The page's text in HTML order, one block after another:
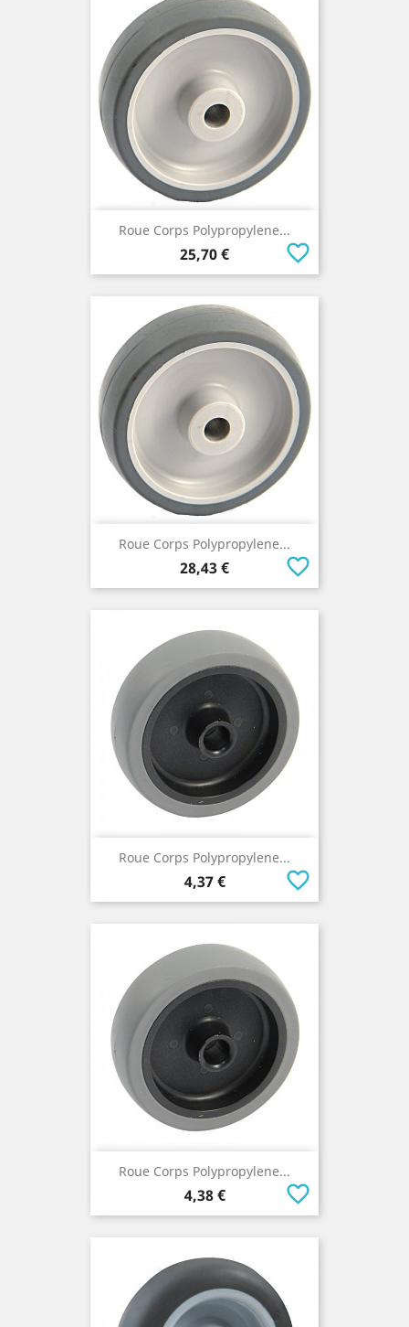
Roue Corps Polypropylene...
Prix
25,70 € favorite_border
Roue Corps Polypropylene...
Prix
28,43 € favorite_border
Roue Corps Polypropylene...
Prix
4,37 € favorite_border
Roue Corps Polypropylene...
Prix
4,38 € favorite_border